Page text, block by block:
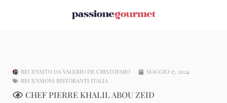
RECENSITO DA VALERIO DE CRISTOFARO
MAGGIO 17, 2024
RECENSIONI RISTORANTI ITALIA
CHEF PIERRE KHALIL ABOU ZEID